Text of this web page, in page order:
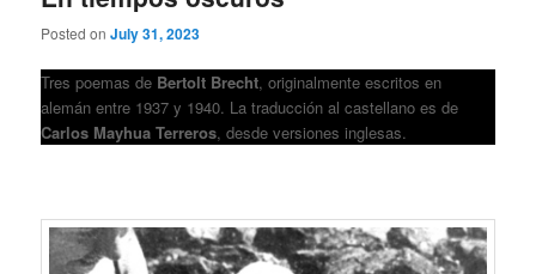
Posted onJuly 31, 2023
Tres poemas de Bertolt Brecht, originalmente escritos en
alemán entre 1937 y 1940. La traducción al castellano es de
Carlos Mayhua Terreros, desde versiones inglesas.